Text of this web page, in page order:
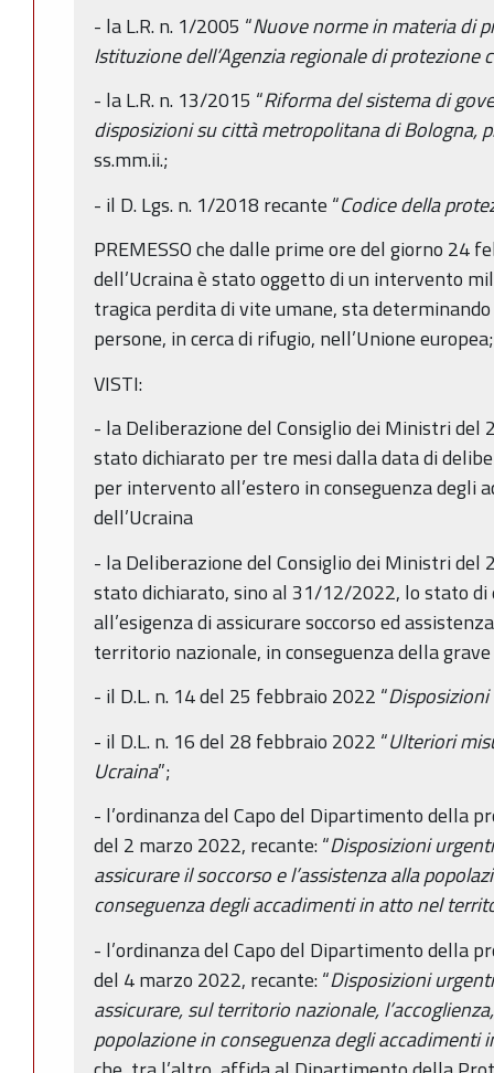
- la L.R. n. 1/2005 “Nuove norme in materia di
Istituzione dell’Agenzia regionale di protezione
- la L.R. n. 13/2015 “Riforma del sistema di
disposizioni su città metropolitana di Bologna,
ss.mm.ii.;
- il D. Lgs. n. 1/2018 recante “Codice della
PREMESSO che dalle prime ore del giorno 24
dell’Ucraina è stato oggetto di un intervento
tragica perdita di vite umane, sta
persone, in cerca di rifugio, nell’Unione europea;
VISTI:
- la Deliberazione del Consiglio dei Ministri del
stato dichiarato per tre mesi dalla data di
per intervento all’estero in conseguenza
dell’Ucraina
- la Deliberazione del Consiglio dei Ministri del
stato dichiarato, sino al 31/12/2022, lo stato
all’esigenza di assicurare soccorso ed
territorio nazionale, in conseguenza della
- il D.L. n. 14 del 25 febbraio 2022 “
- il D.L. n. 16 del 28 febbraio 2022 “Ulteriori
Ucraina”;
- l’ordinanza del Capo del Dipartimento della
del 2 marzo 2022, recante: “Disposizioni
assicurare il soccorso e l’assistenza alla
conseguenza degli accadimenti in atto nel
- l’ordinanza del Capo del Dipartimento della
del 4 marzo 2022, recante: “Disposizioni
assicurare, sul territorio nazionale,
popolazione in conseguenza degli accadimenti